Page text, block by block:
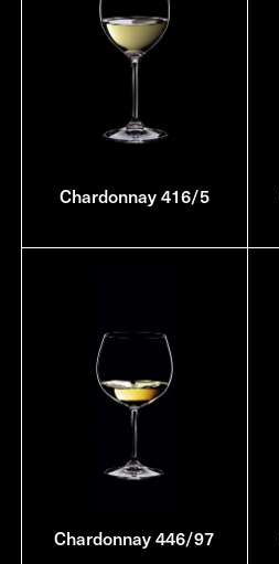
Chardonnay 416/5
Chardonnay 446/97